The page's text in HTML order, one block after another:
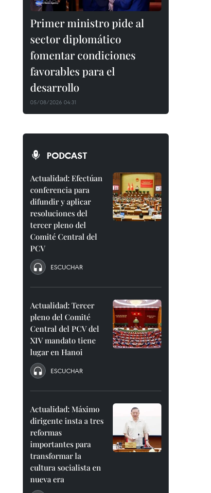
Primer ministro pide al
sector diplomático
fomentar condiciones
favorables para el
desarrollo
05/08/2026 04:31
PODCAST
Actualidad: Efectúan
conferencia para
difundir y aplicar
resoluciones del
tercer pleno del
Comité Central del
PCV
ESCUCHAR
Actualidad: Tercer
pleno del Comité
Central del PCV del
XIV mandato tiene
lugar en Hanoi
ESCUCHAR
Actualidad: Máximo
dirigente insta a tres
reformas
importantes para
transformar la
cultura socialista en
nueva era